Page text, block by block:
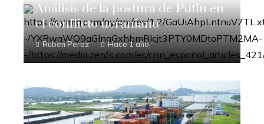
Análisis de la postura de Putin en
el conflicto ucraniano
Rubén Perez Hace 1 año